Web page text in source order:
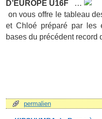
D’EUROPE U16F
…
on vous offre le tableau
et Chloé préparé par les
bases du précédent record
permalien